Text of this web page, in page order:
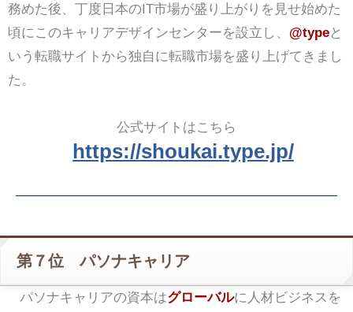
務めた後、丁度日本のIT市場が盛り上がりを見せ始めた
頃にこのキャリアデザインセンターを設立し、 @typeと
いう転職サイトから独自に転職市場を盛り上げてきまし
た。
公式サイトはこちら
https://shoukai.type.jp/
第７位 パソナキャリア
パソナキャリアの資本はグローバルに人材ビジネスを